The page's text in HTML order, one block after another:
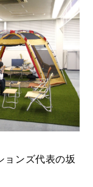
ョンズ代表の坂